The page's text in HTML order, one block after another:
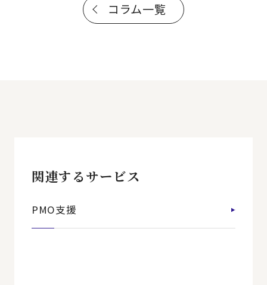
コラム一覧
関連するサービス
PMO支援